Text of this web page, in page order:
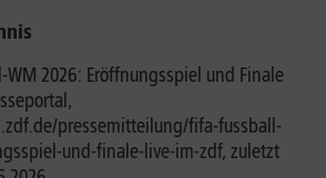
WM 2026: Eröffnungsspiel und Finale
pressemitteilung/fifa-fussball-
und-finale-live-im-zdf, zuletzt